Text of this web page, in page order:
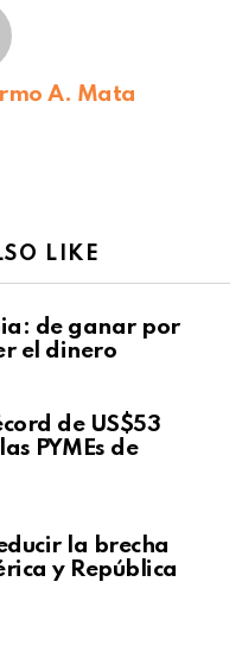
A. Mata
LIKE
de ganar por
el dinero
Work
postde US$53
PYMEs de
la brecha
y República